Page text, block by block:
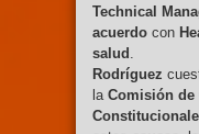
Technical
acuerdo con
salud
Rodríguez
la Comisión de